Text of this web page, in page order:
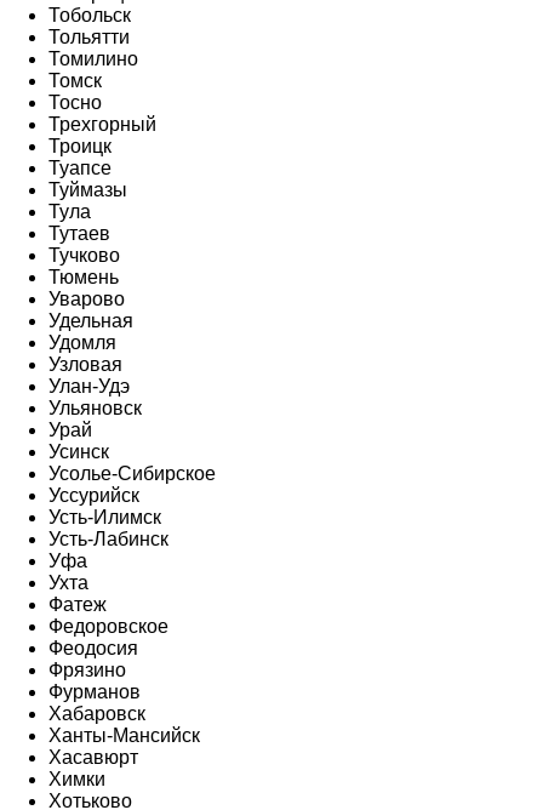
Тобольск
Тольятти
Томилино
Томск
Тосно
Трехгорный
Троицк
Туапсе
Туймазы
Тула
Тутаев
Тучково
Тюмень
Уварово
Удельная
Удомля
Узловая
Улан-Удэ
Ульяновск
Урай
Усинск
Усолье-Сибирское
Уссурийск
Усть-Илимск
Усть-Лабинск
Уфа
Ухта
Фатеж
Федоровское
Феодосия
Фрязино
Фурманов
Хабаровск
Ханты-Мансийск
Хасавюрт
Химки
Хотьково